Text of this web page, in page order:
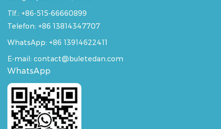
Tlf.: +86-515-66660899
Telefon: +86 13814347707
WhatsApp: +86 13914622411
E-mail: contact@buletedan.com
WhatsApp